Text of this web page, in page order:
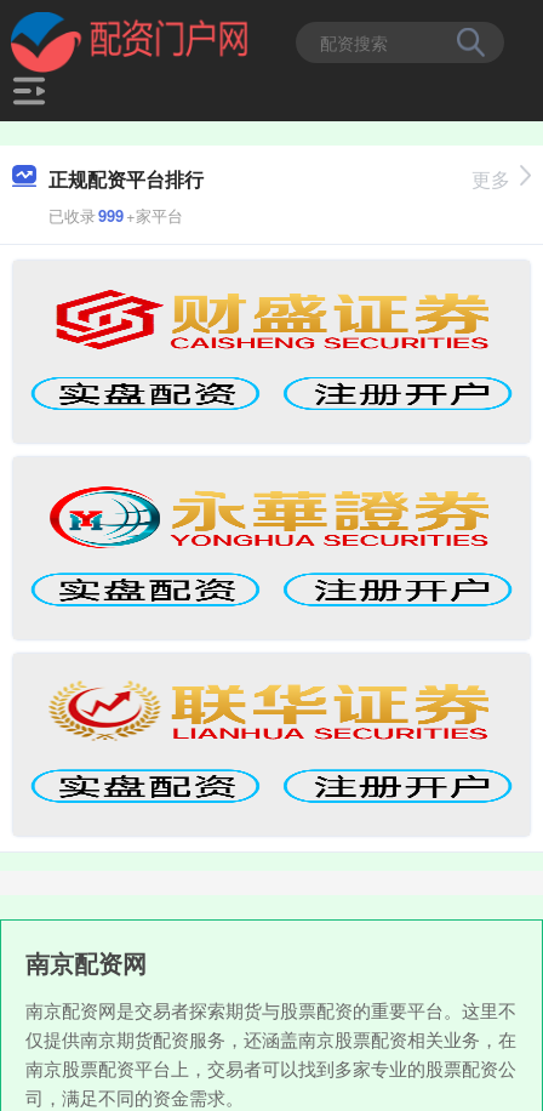
正规配资平台排行
已收录999+家平台
更多
南京配资网
南京配资网是交易者探索期货与股票配资的重要平台。这里不
仅提供南京期货配资服务，还涵盖南京股票配资相关业务，在
南京股票配资平台上，交易者可以找到多家专业的股票配资公
司，满足不同的资金需求。